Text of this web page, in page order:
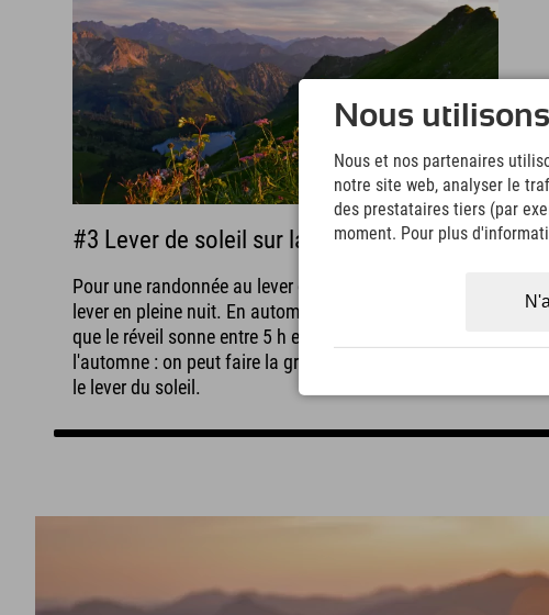
#3 Lever de soleil sur la montagne !
Pour une randonnée au lever du soleil en été, il faut se
lever en pleine nuit. En automne, il suffit généralement
que le réveil sonne entre 5 h et 6 h. Autre avantage de
l'automne : on peut faire la grasse matinée et admirer
le lever du soleil.
Nous
Nous et nos partenaires
notre site web, analyser le
des prestataires tiers (par
moment. Pour plus